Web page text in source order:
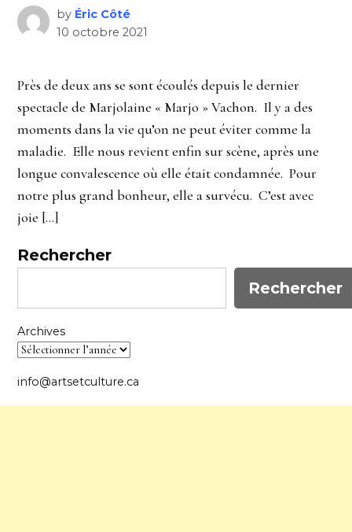
by Éric Côté
10 octobre 2021
Près de deux ans se sont écoulés depuis le dernier
spectacle de Marjolaine « Marjo » Vachon. Il y a des
moments dans la vie qu’on ne peut éviter comme la
maladie. Elle nous revient enfin sur scène, après une
longue convalescence où elle était condamnée. Pour
notre plus grand bonheur, elle a survécu. C’est avec
joie […]
Rechercher
Rechercher
Archives
info@artsetculture.ca